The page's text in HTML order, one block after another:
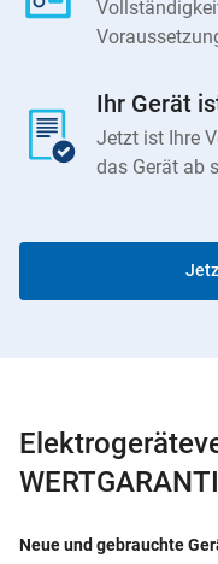
Ihr Gerät
Jetzt ist Ihre
das Gerät ab
Neue und gebrauchte